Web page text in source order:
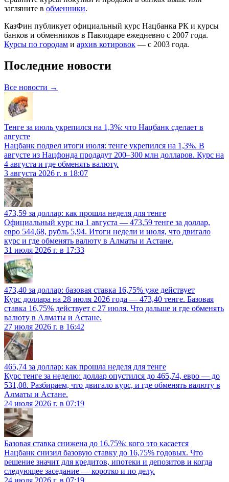
загляните в обменники.
КазФин публикует официальный курс Нацбанка РК и курсы
банков и обменников в Павлодаре ежедневно с 2007 года.
Курсы по городам и архив котировок — с 2003 года.
Последние новости
Все новости →
Тенге за июль укрепился на 1,3%: что Нацбанк сделает в
августе
Нацбанк подвел итоги июля: тенге укрепился на 1,3%. В
августе из Нацфонда продадут 200–300 млн долларов. Курс на
4 августа и где обменять валюту.
3 августа 2026 г. в 18:07
473,59 за доллар: как прошла неделя для тенге
Официальный курс на 1 августа — 473,59 тенге за доллар,
евро 544,68, рубль 5,94. Итоги недели и июля, что двигало
курс и где обменять валюту в Алматы и Астане.
31 июля 2026 г. в 17:33
473,40 за доллар: базовая ставка 16,75% уже действует
Курс доллара на 28 июля 2026 года — 473,40 тенге. Базовая
ставка 16,75% действует с 27 июля. Что дальше и где обменять
валюту в Алматы и Астане.
27 июля 2026 г. в 16:42
465,74 за доллар: как прошла неделя для тенге
Курс тенге за неделю: доллар опустился до 465,74, евро — до
531,08. Разбираем, что двигало курс, и где обменять валюту в
Алматы и Астане.
24 июля 2026 г. в 07:19
Базовая ставка снижена до 16,75%: кого это касается
Нацбанк снизил базовую ставку до 16,75% годовых. Что
решение значит для кредитов, ипотеки и депозитов и когда
следующее заседание — коротко и по делу.